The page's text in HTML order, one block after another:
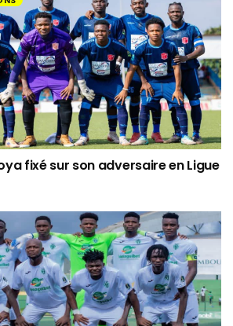
fixé sur son adversaire en Ligue